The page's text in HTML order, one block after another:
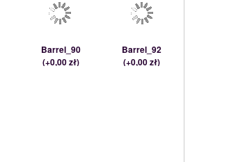
Barrel_90
(+0,00 zł)
Barrel_92
(+0,00 zł)